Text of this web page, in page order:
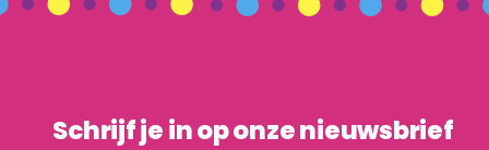
Schrijf je in op onze nieuwsbrief